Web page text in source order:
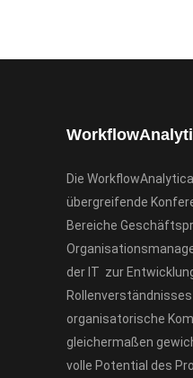
Die
übergreifende
Bereiche
der IT zur
organisatorische
gleichermaßen
volle Potential des